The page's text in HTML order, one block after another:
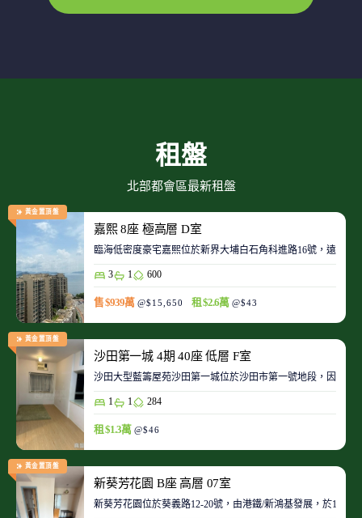
租盤
北部都會區最新租盤
黃金置頂盤
嘉熙 8座 極高層 D室
臨海低密度豪宅嘉熙位於新界大埔白石角科進路16號，遠離
3 1 600
售 $939萬 @$15,650 租 $2.6萬 @$43
黃金置頂盤
沙田第一城 4期 40座 低層 F室
沙田大型藍籌屋苑沙田第一城位於沙田市第一號地段，因此
1 1 284
租 $1.3萬 @$46
黃金置頂盤
新葵芳花園 B座 高層 07室
新葵芳花園位於葵義路12-20號，由港鐵/新鴻基發展，於